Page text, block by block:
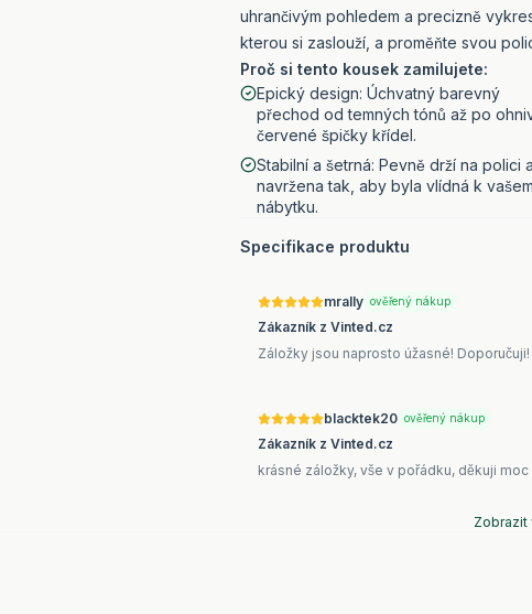
uhrančivým pohledem a precizně
kterou si zaslouží, a proměňte svou
Proč si tento kousek zamilujete:
Epický design: Úchvatný barevný
přechod od temných tónů až po
červené špičky křídel.
Stabilní a šetrná: Pevně drží na polici
navržena tak, aby byla vlídná k
nábytku.
Specifikace produktu
mrally ověřený nákup
Zákazník z Vinted.cz
Záložky jsou naprosto úžasné! Doporučuji!
blacktek20 ověřený nákup
Zákazník z Vinted.cz
krásné záložky, vše v pořádku, děkuji moc
Zobrazit